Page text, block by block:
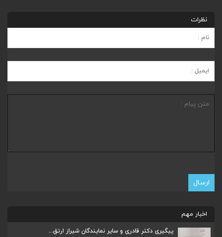
نظرات
اخبار مهم
پیگیری دکتر قادری و سایر نمایندگان شیراز ارتق...